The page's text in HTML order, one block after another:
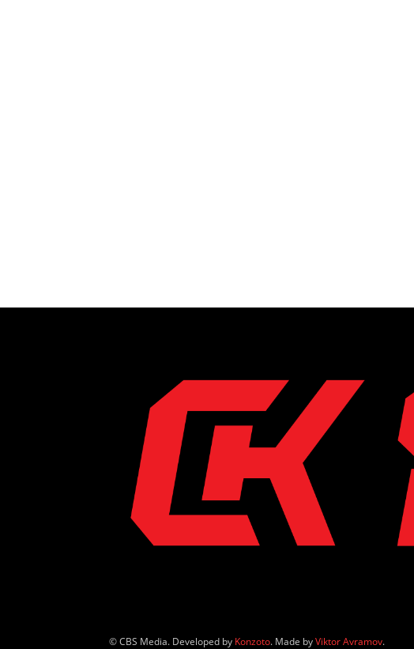
© CBS Media. Developed by Konzoto. Made byViktor Avramov.